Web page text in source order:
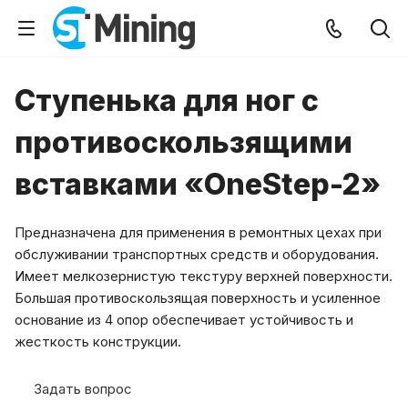
Ступенька для ног с
противоскользящими
вставками «OneStep-2»
Предназначена для применения в ремонтных цехах при
обслуживании транспортных средств и оборудования.
Имеет мелкозернистую текстуру верхней поверхности.
Большая противоскользящая поверхность и усиленное
основание из 4 опор обеспечивает устойчивость и
жесткость конструкции.
Задать вопрос